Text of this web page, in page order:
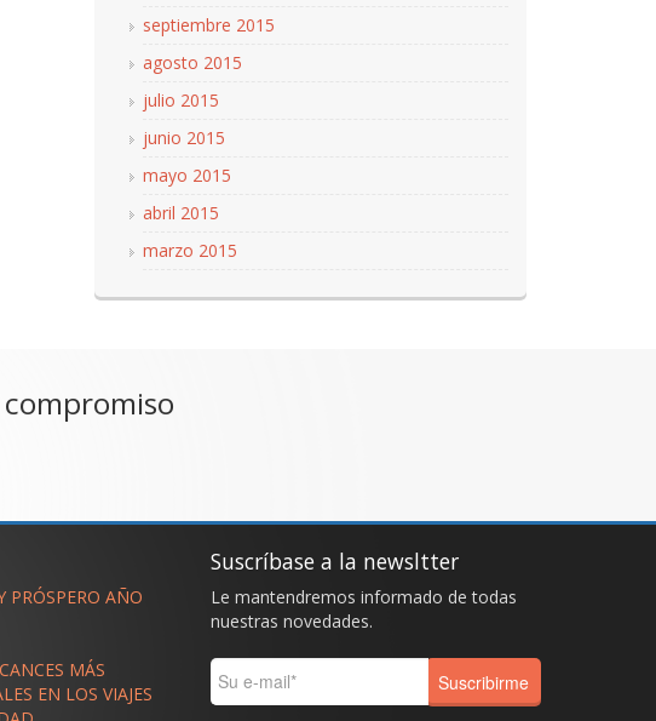
septiembre 2015
agosto 2015
julio 2015
junio 2015
mayo 2015
abril 2015
marzo 2015
PRÓSPERO AÑO
MÁS
EN LOS VIAJES
Suscríbase a la newsltter
Le mantendremos informado de todas
nuestras novedades.